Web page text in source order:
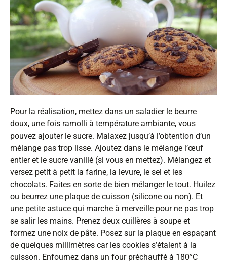
Pour la réalisation, mettez dans un saladier le beurre
doux, une fois ramolli à température ambiante, vous
pouvez ajouter le sucre. Malaxez jusqu’à l’obtention d’un
mélange pas trop lisse. Ajoutez dans le mélange l’œuf
entier et le sucre vanillé (si vous en mettez). Mélangez et
versez petit à petit la farine, la levure, le sel et les
chocolats. Faites en sorte de bien mélanger le tout. Huilez
ou beurrez une plaque de cuisson (silicone ou non). Et
une petite astuce qui marche à merveille pour ne pas trop
se salir les mains. Prenez deux cuillères à soupe et
formez une noix de pâte. Posez sur la plaque en espaçant
de quelques millimètres car les cookies s’étalent à la
cuisson. Enfournez dans un four préchauffé à 180°C